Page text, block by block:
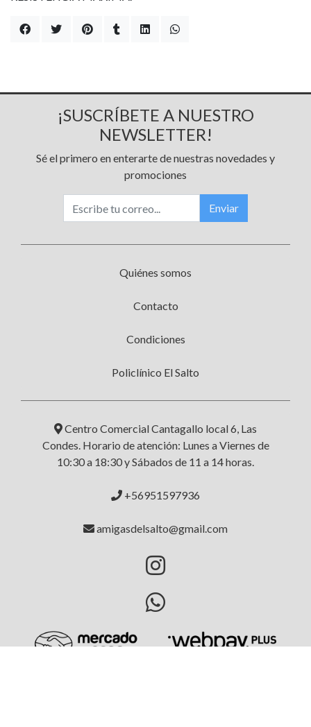
¡SUSCRÍBETE A NUESTRO
NEWSLETTER!
Sé el primero en enterarte de nuestras novedades y
promociones
Enviar
Quiénes somos
Contacto
Condiciones
Policlínico El Salto
Centro Comercial Cantagallo local 6, Las
Condes. Horario de atención: Lunes a Viernes de
10:30 a 18:30 y Sábados de 11 a 14 horas.
+56951597936
amigasdelsalto@gmail.com